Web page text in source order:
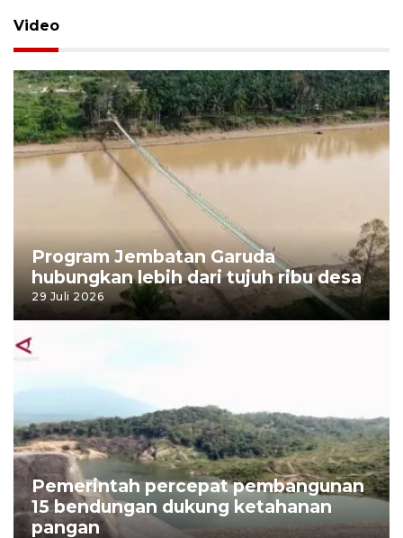
Video
Program Jembatan Garuda
hubungkan lebih dari tujuh ribu desa
29 Juli 2026
Pemerintah percepat pembangunan
15 bendungan dukung ketahanan
pangan